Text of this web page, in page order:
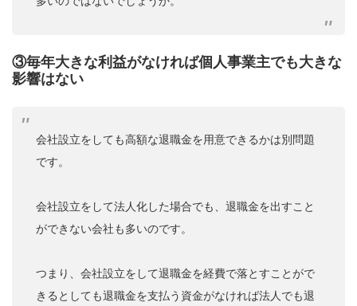
③毎年大きな利益がなければ個人事業主でも大きな
影響はない
会社設立をしても高額な退職金を用意できるかは別問題
です。
会社設立をして法人化した場合でも、退職金を出すこと
ができない会社も多いのです。
つまり、会社設立をして退職金を経費で落とすことがで
きるとしても退職金を支払う資金がなければ法人でも退